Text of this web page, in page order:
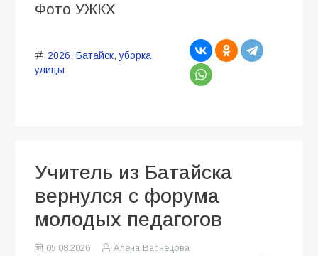
Фото УЖКХ
2026, Батайск,уборка,
улицы
Учитель из Батайска
вернулся с форума
молодых педагогов
05.08.2026
Алена Васнецова